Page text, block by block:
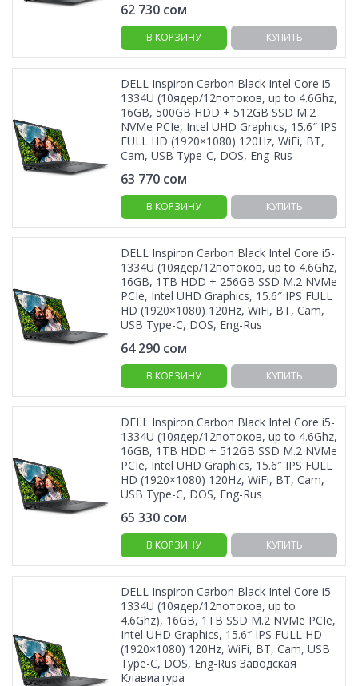
62 730 сом
В КОРЗИНУ КУПИТЬ
DELL Inspiron Carbon Black Intel Core i5-
1334U (10ядер/12потоков, up to 4.6Ghz,
16GB, 500GB HDD + 512GB SSD M.2
NVMe PCIe, Intel UHD Graphics, 15.6″ IPS
FULL HD (1920×1080) 120Hz, WiFi, BT,
Cam, USB Type-C, DOS, Eng-Rus
63 770 сом
В КОРЗИНУ КУПИТЬ
DELL Inspiron Carbon Black Intel Core i5-
1334U (10ядер/12потоков, up to 4.6Ghz,
16GB, 1TB HDD + 256GB SSD M.2 NVMe
PCIe, Intel UHD Graphics, 15.6″ IPS FULL
HD (1920×1080) 120Hz, WiFi, BT, Cam,
USB Type-C, DOS, Eng-Rus
64 290 сом
В КОРЗИНУ КУПИТЬ
DELL Inspiron Carbon Black Intel Core i5-
1334U (10ядер/12потоков, up to 4.6Ghz,
16GB, 1TB HDD + 512GB SSD M.2 NVMe
PCIe, Intel UHD Graphics, 15.6″ IPS FULL
HD (1920×1080) 120Hz, WiFi, BT, Cam,
USB Type-C, DOS, Eng-Rus
65 330 сом
В КОРЗИНУ КУПИТЬ
DELL Inspiron Carbon Black Intel Core i5-
1334U (10ядер/12потоков, up to
4.6Ghz), 16GB, 1TB SSD M.2 NVMe PCIe,
Intel UHD Graphics, 15.6″ IPS FULL HD
(1920×1080) 120Hz, WiFi, BT, Cam, USB
Type-C, DOS, Eng-Rus Заводская
Клавиатура